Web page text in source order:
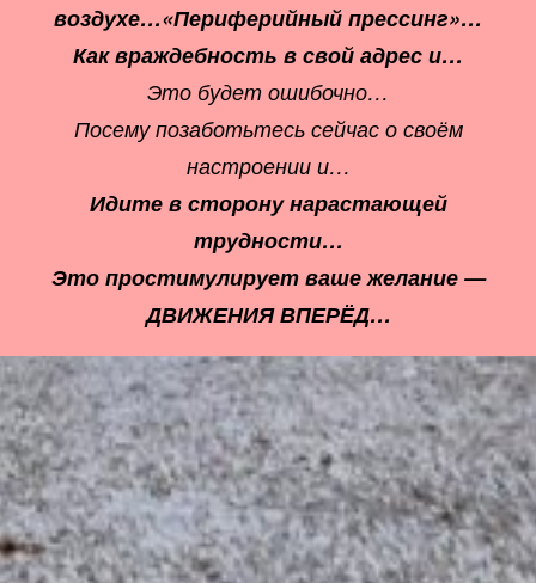
воздухе…«Периферийный прессинг»…
Как враждебность в свой адрес и…
Это будет ошибочно…
Посему позаботьтесь сейчас о своём
настроении и…
Идите в сторону нарастающей
трудности…
Это простимулирует ваше желание —
ДВИЖЕНИЯ ВПЕРЁД…